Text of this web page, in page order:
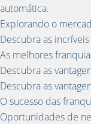
automática.
Explorando o
Descubra as
As melhores
Descubra as
Descubra as
O sucesso das
Oportunidades de